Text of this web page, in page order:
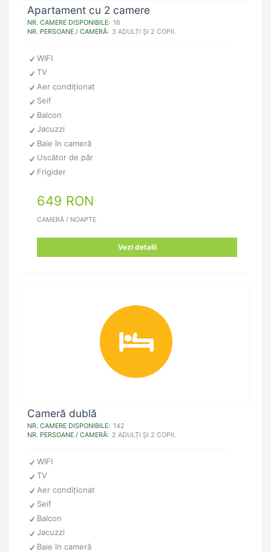
Apartament cu 2 camere
NR. CAMERE DISPONIBILE: 16
NR. PERSOANE / CAMERĂ: 3 ADULȚI ȘI 2 COPII.
WIFI
TV
Aer condiționat
Seif
Balcon
Jacuzzi
Baie în cameră
Uscător de păr
Frigider
649 RON
CAMERĂ / NOAPTE
Vezi detalii
Cameră dublă
NR. CAMERE DISPONIBILE: 142
NR. PERSOANE / CAMERĂ: 2 ADULȚI ȘI 2 COPII.
WIFI
TV
Aer condiționat
Seif
Balcon
Jacuzzi
Baie în cameră